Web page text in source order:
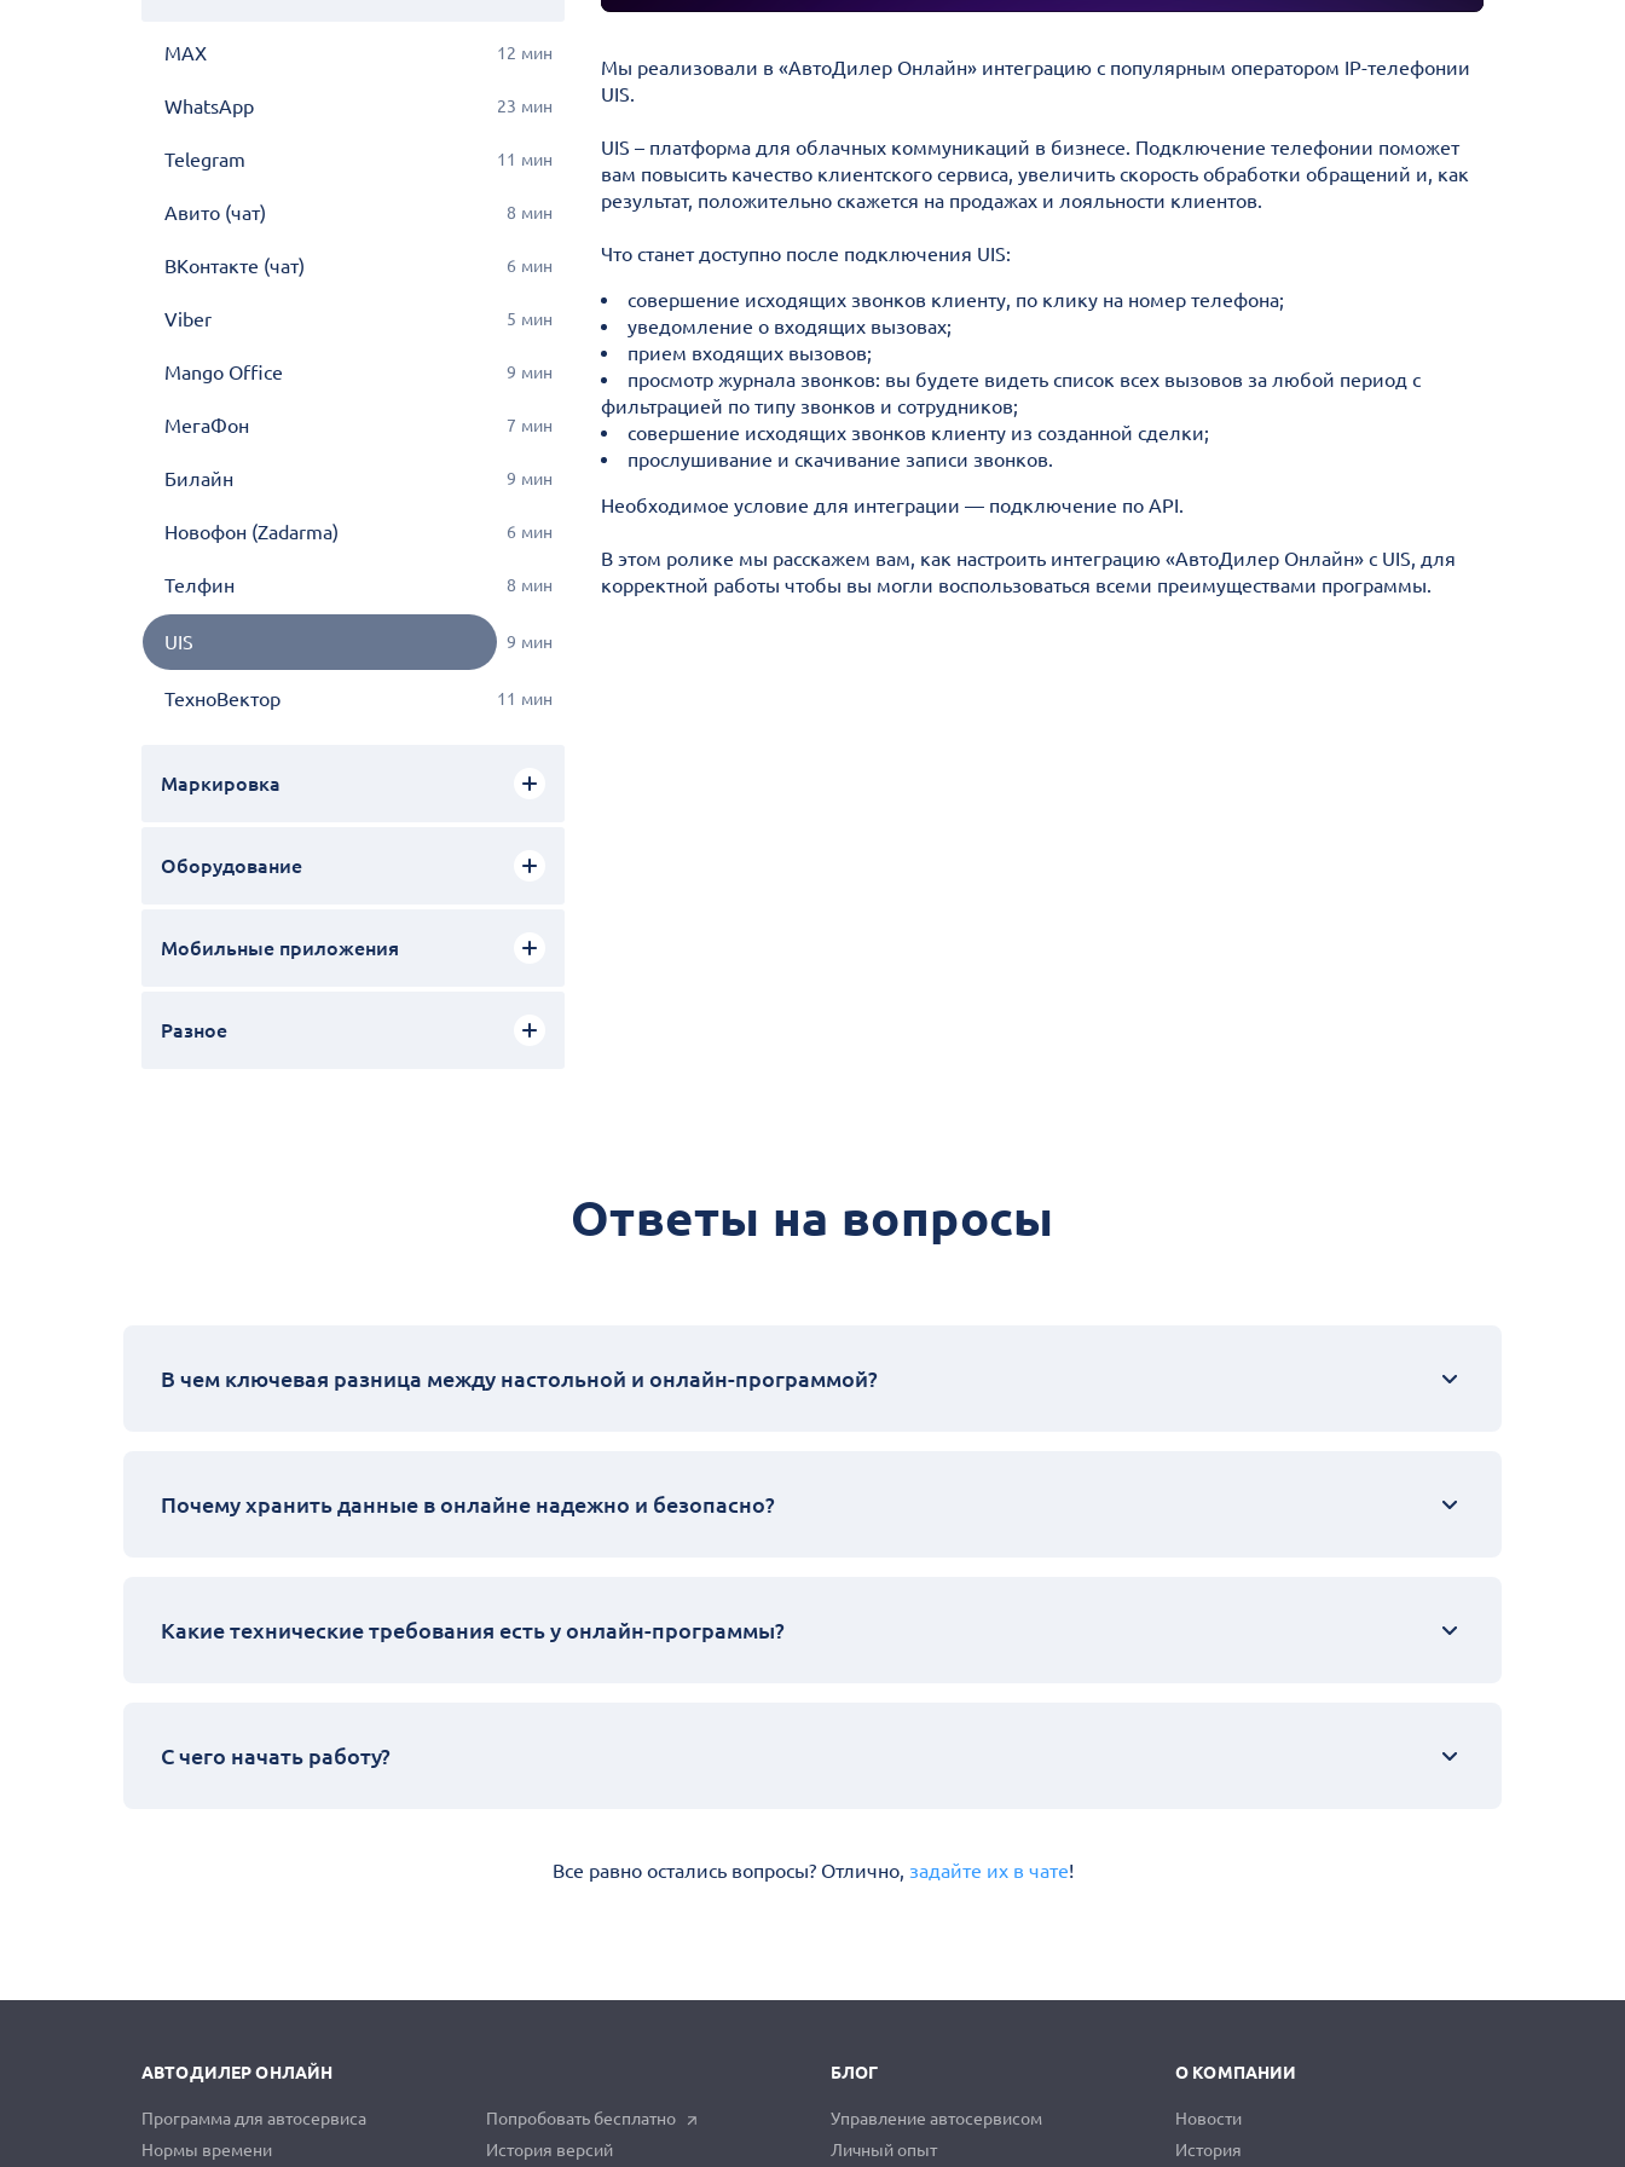
MAX 12 мин
WhatsApp 23 мин
Telegram 11 мин
Авито (чат) 8 мин
ВКонтакте (чат) 6 мин
Viber 5 мин
Mango Office 9 мин
МегаФон 7 мин
Билайн 9 мин
Новофон (Zadarma) 6 мин
Телфин 8 мин
UIS 9 мин
ТехноВектор 11 мин
Маркировка
Оборудование
Мобильные приложения
Разное
Мы реализовали в «АвтоДилер Онлайн» интеграцию с популярным оператором IP-телефонии
UIS.
UIS – платформа для облачных коммуникаций в бизнесе. Подключение телефонии поможет
вам повысить качество клиентского сервиса, увеличить скорость обработки обращений и, как
результат, положительно скажется на продажах и лояльности клиентов.
Что станет доступно после подключения UIS:
cовершение исходящих звонков клиенту, по клику на номер телефона;
уведомление о входящих вызовах;
прием входящих вызовов;
просмотр журнала звонков: вы будете видеть список всех вызовов за любой период с
фильтрацией по типу звонков и сотрудников;
совершение исходящих звонков клиенту из созданной сделки;
прослушивание и скачивание записи звонков.
Необходимое условие для интеграции — подключение по API.
В этом ролике мы расскажем вам, как настроить интеграцию «АвтоДилер Онлайн» с UIS, для
корректной работы чтобы вы могли воспользоваться всеми преимуществами программы.
Ответы на вопросы
В чем ключевая разница между настольной и онлайн-программой?
Почему хранить данные в онлайне надежно и безопасно?
Какие технические требования есть у онлайн-программы?
С чего начать работу?
Все равно остались вопросы? Отлично, задайте их в чате!
АВТОДИЛЕР ОНЛАЙН
Программа для автосервиса
Нормы времени
Попробовать бесплатно
История версий
БЛОГ
Управление автосервисом
Личный опыт
О КОМПАНИИ
Новости
История